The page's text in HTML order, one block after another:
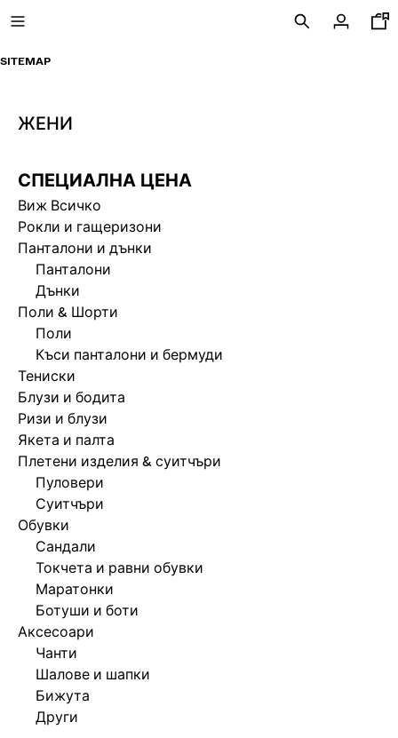
SITEMAP
ЖЕНИ
СПЕЦИАЛНА ЦЕНА
Виж Всичко
Рокли и гащеризони
Панталони и дънки
Панталони
Дънки
Поли & Шорти
Поли
Къси панталони и бермуди
Тениски
Блузи и бодита
Ризи и блузи
Якета и палта
Плетени изделия & суитчъри
Пуловери
Суитчъри
Обувки
Сандали
Токчета и равни обувки
Маратонки
Ботуши и боти
Аксесоари
Чанти
Шалове и шапки
Бижута
Други
СПЕЦИАЛНА ЦЕНА
НОВА КОЛЕКЦИЯ
НОВО
ВИЖ ВСИЧКО
ЯКЕТА
ФЛАНЕЛКИ И ПОЛО ТЕНИСКИ
ПАНТАЛОНИ
ДЪНКИ
БЕРМУДИ
СУИТЧЪРИ
РИЗИ
ПУЛОВЕРИ И ЖИЛЕТКИ
TWIN SETS
БАНСКИ
ОБУВКИ
АКСЕСОАРИ